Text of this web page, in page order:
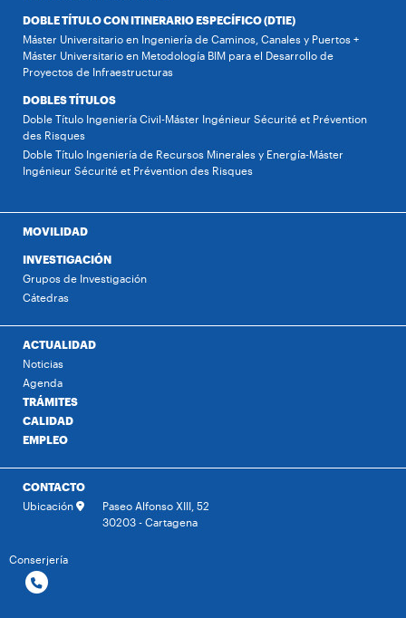
DOBLE TÍTULO CON ITINERARIO ESPECÍFICO (DTIE)
Máster Universitario en Ingeniería de Caminos, Canales y Puertos +
Máster Universitario en Metodología BIM para el Desarrollo de
Proyectos de Infraestructuras
DOBLES TÍTULOS
Doble Título Ingeniería Civil-Máster Ingénieur Sécurité et Prévention
des Risques
Doble Título Ingeniería de Recursos Minerales y Energía-Máster
Ingénieur Sécurité et Prévention des Risques
MOVILIDAD
INVESTIGACIÓN
Grupos de Investigación
Cátedras
ACTUALIDAD
Noticias
Agenda
TRÁMITES
CALIDAD
EMPLEO
CONTACTO
Ubicación
Paseo Alfonso XIII, 52
30203 - Cartagena
Conserjería